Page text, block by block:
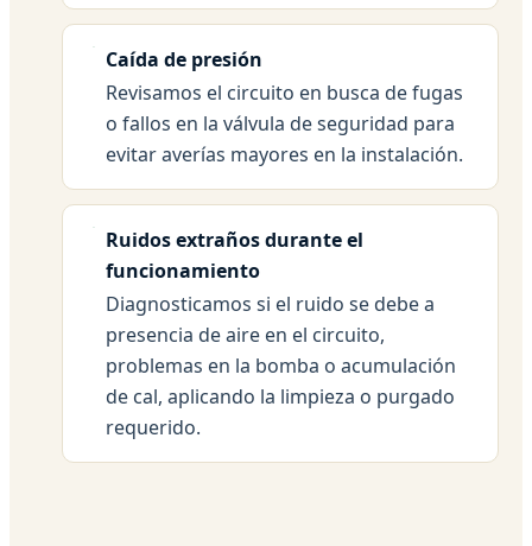
Caída de presión
Revisamos el circuito en busca de fugas
o fallos en la válvula de seguridad para
evitar averías mayores en la instalación.
Ruidos extraños durante el
funcionamiento
Diagnosticamos si el ruido se debe a
presencia de aire en el circuito,
problemas en la bomba o acumulación
de cal, aplicando la limpieza o purgado
requerido.